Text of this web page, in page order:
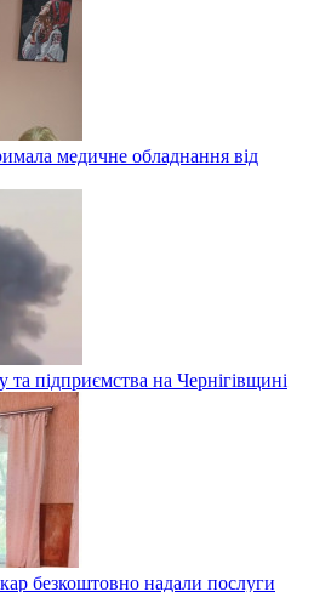
медичне обладнання від
підприємства на Чернігівщині
безкоштовно надали послуги